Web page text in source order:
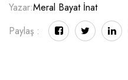
Yazar:Meral Bayat İnat
Paylaş :